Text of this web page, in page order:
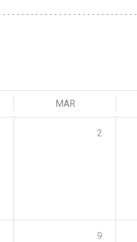
MAR
2
9